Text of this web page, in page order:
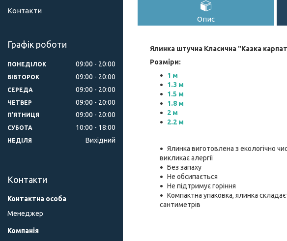
Опис
Ялинка штучна Класична "Казка
Розміри:
1 м
1.3 м
1.5 м
1.8 м
2 м
2.2 м
Ялинка виготовлена з екологічно
викликає алергії
Без запаху
Не обсипається
Не підтримує горіння
Компактна упаковка, ялинка
сантиметрів
Контакти
Графік роботи
ПОНЕДІЛОК 09:00 20:00
ВІВТОРОК 09:00 20:00
СЕРЕДА 09:00 20:00
ЧЕТВЕР 09:00 20:00
ПʼЯТНИЦЯ 09:00 20:00
СУБОТА 10:00 18:00
НЕДІЛЯ Вихідний
Контакти
Менеджер